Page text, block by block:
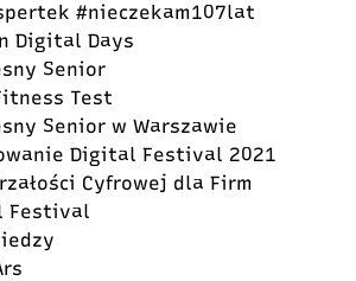
#nieczekam107lat
Digital Days
Senior
Test
Senior w Warszawie
Digital Festival 2021
Cyfrowej dla Firm
Festival